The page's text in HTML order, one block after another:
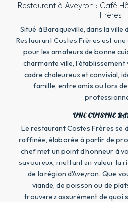
Restaurant à Aveyron : Café
Frères
Situé à Baraqueville, dans la ville
Restaurant Costes Frères est
pour les amateurs de bonne
charmante ville, l'établissement
cadre chaleureux et convivial,
famille, entre amis ou lors
UNE CUISINE
Le restaurant Costes Frères se
raffinée, élaborée à partir de
chef met un point d'honneur à
savoureux, mettant en valeur la
de la région d'Aveyron. Que
viande, de poisson ou de
trouverez assurément de quoi